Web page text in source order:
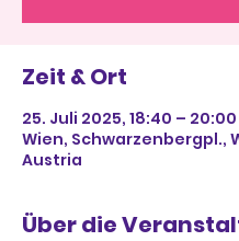
Zeit & Ort
25. Juli 2025, 18:40 – 20:00
Wien, Schwarzenbergpl.,
Austria
Über die